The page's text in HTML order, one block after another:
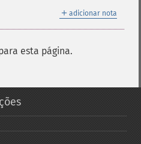
＋ adicionar nota
esta página.